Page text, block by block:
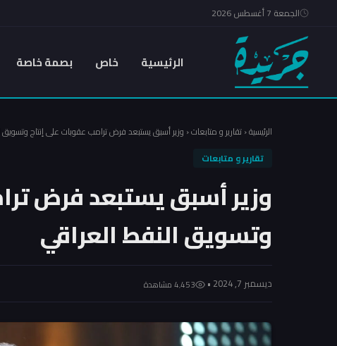
الجمعة 7 أغسطس 2026
الرئيسية خاص بصمة خاصة
الرئيسية‹تقارير و متابعات‹ وزير أسبق يستبعد فرض ترامب عقوبات على إنتاج وتسويق
تقارير و متابعات
وزير أسبق يستبعد فرض
وتسويق النفط العراقي
ديسمبر 7, 2024 • 4٬453 مشاهدة